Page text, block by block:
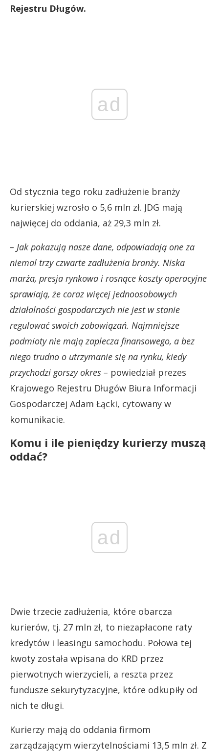
Rejestru Długów.
ad
Od stycznia tego roku zadłużenie branży
kurierskiej wzrosło o 5,6 mln zł. JDG mają
najwięcej do oddania, aż 29,3 mln zł.
– Jak pokazują nasze dane, odpowiadają one za
niemal trzy czwarte zadłużenia branży. Niska
marża, presja rynkowa i rosnące koszty operacyjne
sprawiają, że coraz więcej jednoosobowych
działalności gospodarczych nie jest w stanie
regulować swoich zobowiązań. Najmniejsze
podmioty nie mają zaplecza finansowego, a bez
niego trudno o utrzymanie się na rynku, kiedy
przychodzi gorszy okres – powiedział prezes
Krajowego Rejestru Długów Biura Informacji
Gospodarczej Adam Łącki, cytowany w
komunikacie.
Komu i ile pieniędzy kurierzy muszą
oddać?
ad
Dwie trzecie zadłużenia, które obarcza
kurierów, tj. 27 mln zł, to niezapłacone raty
kredytów i leasingu samochodu. Połowa tej
kwoty została wpisana do KRD przez
pierwotnych wierzycieli, a reszta przez
fundusze sekurytyzacyjne, które odkupiły od
nich te długi.
Kurierzy mają do oddania firmom
zarządzającym wierzytelnościami 13,5 mln zł. Z